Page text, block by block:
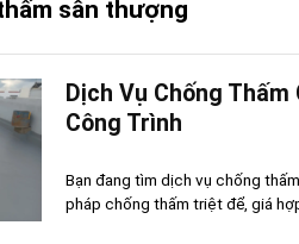
sân thượng
Dịch Vụ Chống
Công Trình
Bạn đang tìm dịch vụ chống
pháp chống thấm triệt để, giá